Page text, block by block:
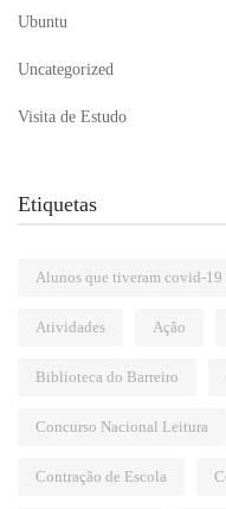
Ubuntu
Uncategorized
Visita de Estudo
Etiquetas
Alunos que tiveram covid-19
Atividades Ação
Biblioteca do Barreiro
Concurso Nacional Leitura
Contração de Escola